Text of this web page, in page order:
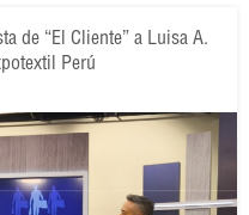
de “El Cliente” a Luisa A.
Perú